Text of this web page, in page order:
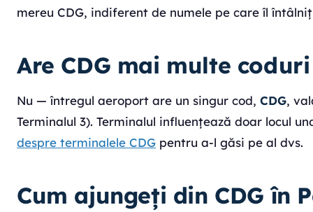
mereu CDG, indiferent de numele pe care îl
Are CDG mai multe
Nu — întregul aeroport are un singur cod, CDG,
Terminalul 3). Terminalul influențează doar locul
despre terminalele CDG pentru a-l găsi pe al dvs.
Cum ajungeți din CDG în